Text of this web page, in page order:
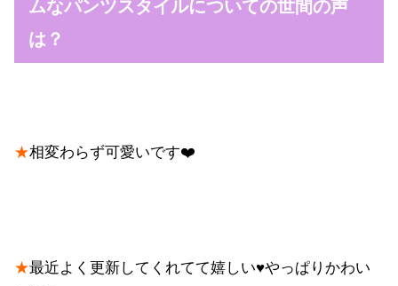
ムなパンツスタイルについての世間の声
は？
★相変わらず可愛いです❤️
★最近よく更新してくれてて嬉しい♥️やっぱりかわい